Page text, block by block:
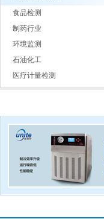
食品检测
制药行业
环境监测
石油化工
医疗计量检测